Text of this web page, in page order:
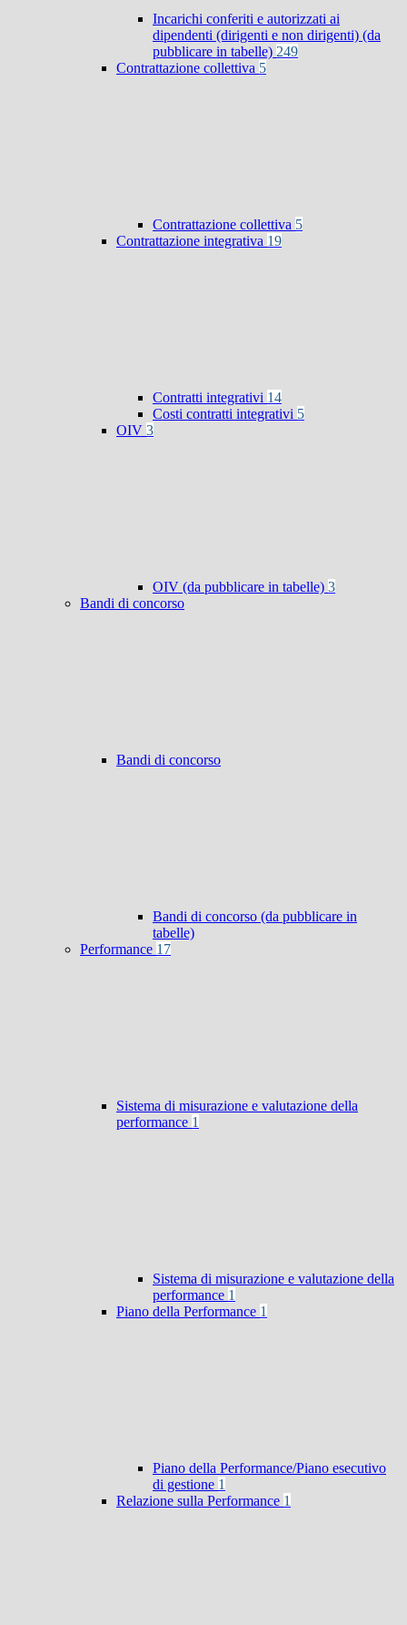
Incarichi conferiti e autorizzati ai
dipendenti (dirigenti e non dirigenti) (da
pubblicare in tabelle) 249
Contrattazione collettiva 5
Contrattazione collettiva 5
Contrattazione integrativa 19
Contratti integrativi 14
Costi contratti integrativi 5
OIV 3
OIV (da pubblicare in tabelle) 3
Bandi di concorso
Bandi di concorso
Bandi di concorso (da pubblicare in
tabelle)
Performance 17
Sistema di misurazione e valutazione della
performance 1
Sistema di misurazione e valutazione della
performance 1
Piano della Performance 1
Piano della Performance/Piano esecutivo
di gestione 1
Relazione sulla Performance 1